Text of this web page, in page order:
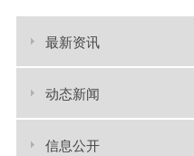
最新资讯
动态新闻
信息公开